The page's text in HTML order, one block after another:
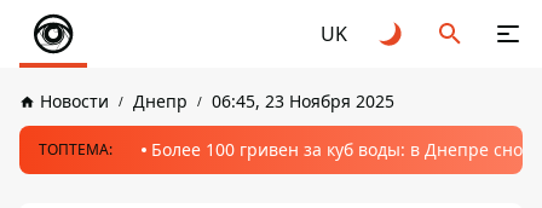
UK
Новости Днепр 06:45, 23 Ноября 2025
ТОПТЕМА: Более 100 гривен за куб воды: в Днепре